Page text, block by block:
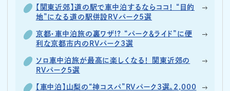
【関東近郊】道の駅で車中泊するならココ！ “目的
地”になる道の駅併設RVパーク5選
京都・車中泊旅の裏ワザ!? “パーク＆ライド”に便
利な京都市内のRVパーク3選
ソロ車中泊旅が最高に楽しくなる！ 関東近郊の
RVパーク5選
【車中泊】山梨の“神コスパ”RVパーク3選。2,000